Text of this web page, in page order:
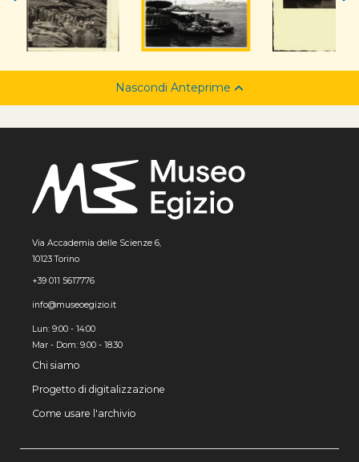
Nascondi Anteprime
Via Accademia delle Scienze 6,
10123 Torino
+39 011 5617776
info@museoegizio.it
Lun: 9:00 - 14:00
Mar - Dom: 9.00 - 18.30
Chi siamo
Progetto di digitalizzazione
Come usare l'archivio